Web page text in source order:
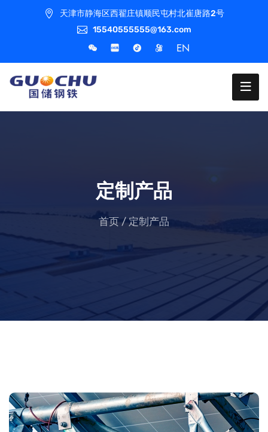
天津市静海区西翟庄镇顺民屯村北崔唐路2号
15540555555@163.com
EN
定制产品
首页/定制产品